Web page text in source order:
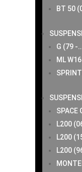
BT 50
G (79 -
ML
SPACE
L200
L200
L200